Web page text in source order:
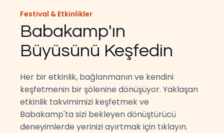
Festival & Etkinlikler
Babakamp'ın
Büyüsünü Keşfedin
Her bir etkinlik, bağlanmanın ve kendini
keşfetmenin bir şölenine dönüşüyor. Yaklaşan
etkinlik takvimimizi keşfetmek ve
Babakamp'ta sizi bekleyen dönüştürücü
deneyimlerde yerinizi ayırtmak için tıklayın.